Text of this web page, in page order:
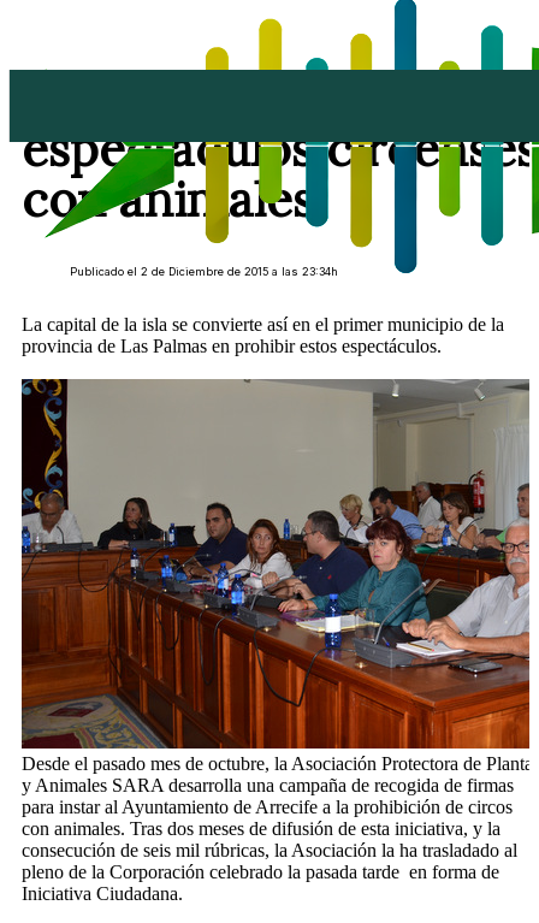
espectáculos circenses
con animales
Publicado el 2 de Diciembre de 2015 a las 23:34h
La capital de la isla se convierte así en el primer municipio de la
provincia de Las Palmas en prohibir estos espectáculos.
Desde el pasado mes de octubre, la Asociación Protectora de Plantas
y Animales SARA desarrolla una campaña de recogida de firmas
para instar al Ayuntamiento de Arrecife a la prohibición de circos
con animales. Tras dos meses de difusión de esta iniciativa, y la
consecución de seis mil rúbricas, la Asociación la ha trasladado al
pleno de la Corporación celebrado la pasada tarde en forma de
Iniciativa Ciudadana.